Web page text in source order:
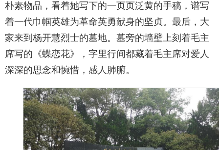
朴素物品，看着她写下的一页页泛黄的手稿，谱写
着一代巾帼英雄为革命英勇献身的坚贞。最后，大
家来到杨开慧烈士的墓地。墓旁的墙壁上刻着毛主
席写的《蝶恋花》，字里行间都藏着毛主席对爱人
深深的思念和惋惜，感人肺腑。